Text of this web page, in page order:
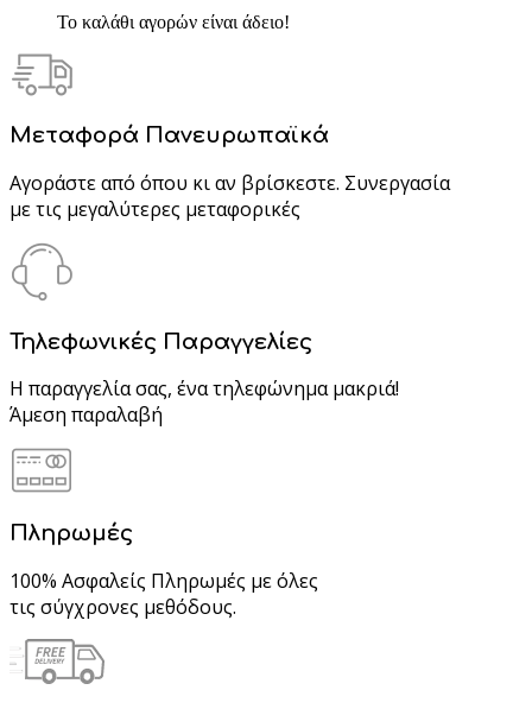
Το καλάθι αγορών είναι άδειο!
Μεταφορά Πανευρωπαϊκά
Αγοράστε από όπου κι αν βρίσκεστε. Συνεργασία
με τις μεγαλύτερες μεταφορικές
Τηλεφωνικές Παραγγελίες
Η παραγγελία σας, ένα τηλεφώνημα μακριά!
Άμεση παραλαβή
Πληρωμές
100% Ασφαλείς Πληρωμές με όλες
τις σύγχρονες μεθόδους.